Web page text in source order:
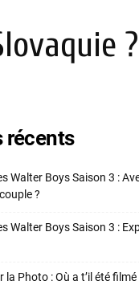
?
récents
Walter Boys Saison 3 :
?
Walter Boys Saison 3 :
Photo : Où a t’il été filmé